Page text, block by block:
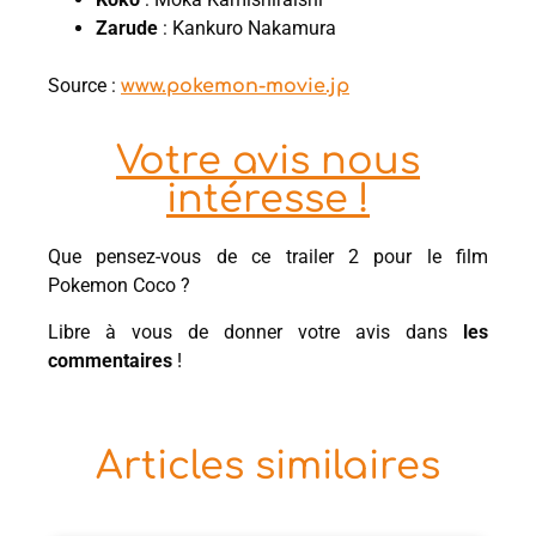
Zarude : Kankuro Nakamura
Source : www.pokemon-movie.jp
Votre avis nous
intéresse !
Que pensez-vous de ce trailer 2 pour le film
Pokemon Coco ?
Libre à vous de donner votre avis dans les
commentaires !
Articles similaires